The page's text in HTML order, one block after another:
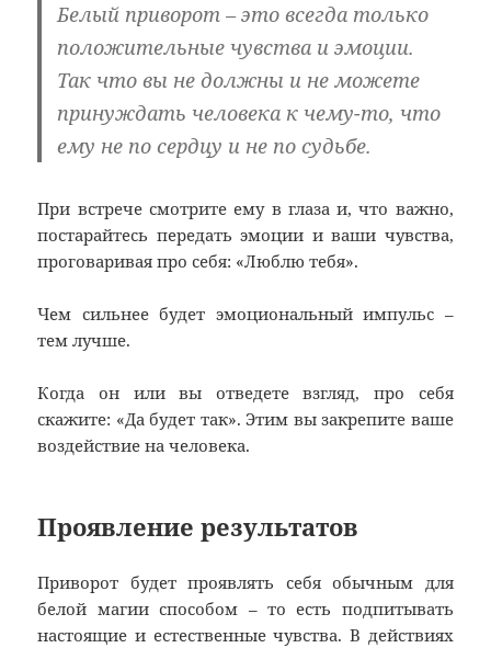
Белый приворот – это всегда только
положительные чувства и эмоции.
Так что вы не должны и не можете
принуждать человека к чему-то, что
ему не по сердцу и не по судьбе.
При встрече смотрите ему в глаза и, что важно,
постарайтесь передать эмоции и ваши чувства,
проговаривая про себя: «Люблю тебя».
Чем сильнее будет эмоциональный импульс –
тем лучше.
Когда он или вы отведете взгляд, про себя
скажите: «Да будет так». Этим вы закрепите ваше
воздействие на человека.
Проявление результатов
Приворот будет проявлять себя обычным для
белой магии способом – то есть подпитывать
настоящие и естественные чувства. В действиях